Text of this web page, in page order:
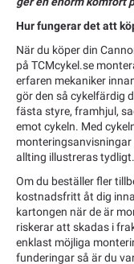
Hur fungerar det att
När du köper din
på TCMcykel.se
erfaren mekaniker
gör den så cykelfärdig
fästa styre, framhjul,
emot cykeln. Med
allting illustreras tydligt.
Om du beställer fler
kostnadsfritt åt dig
kartongen när de är
riskerar att skadas i
enklast möjliga
funderingar så är du